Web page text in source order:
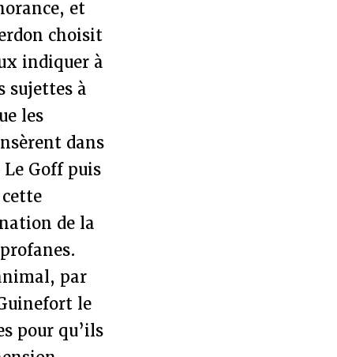
et
choisit
indiquer à
sujettes à
les
dans
Goff puis
de la
par
le
pour qu’ils